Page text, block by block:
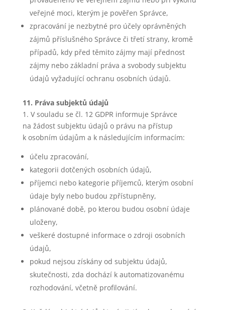
veřejné moci, kterým je pověřen Správce,
zpracování je nezbytné pro účely oprávněných
zájmů příslušného Správce či třetí strany, kromě
případů, kdy před těmito zájmy mají přednost
zájmy nebo základní práva a svobody subjektu
údajů vyžadující ochranu osobních údajů.
11. Práva subjektů údajů
1. V souladu se čl. 12 GDPR informuje Správce
na žádost subjektu údajů o právu na přístup
k osobním údajům a k následujícím informacím:
účelu zpracování,
kategorii dotčených osobních údajů,
příjemci nebo kategorie příjemců, kterým osobní
údaje byly nebo budou zpřístupněny,
plánované době, po kterou budou osobní údaje
uloženy,
veškeré dostupné informace o zdroji osobních
údajů,
pokud nejsou získány od subjektu údajů,
skutečnosti, zda dochází k automatizovanému
rozhodování, včetně profilování.